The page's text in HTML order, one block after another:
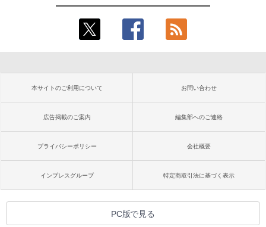
本サイトのご利用について お問い合わせ
広告掲載のご案内 編集部へのご連絡
プライバシーポリシー 会社概要
インプレスグループ 特定商取引法に基づく表示
PC版で見る